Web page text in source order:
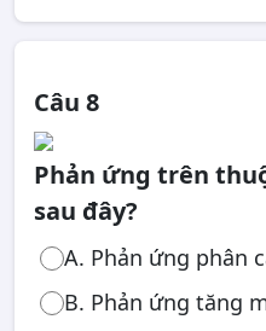
Câu 8
Phản ứng trên
sau đây?
A. Phản ứng phân
B. Phản ứng tăng